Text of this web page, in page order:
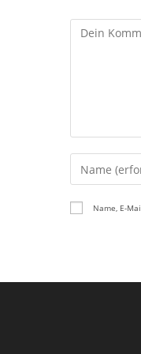
Kommentar
Gib
deinen
NamenName, E-